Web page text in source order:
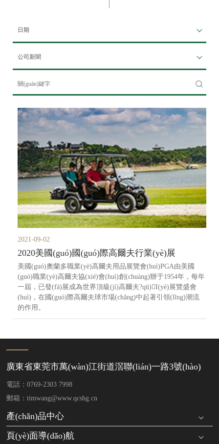
日期
公司新聞
2021-09-02
2020美國(guó)國(guó)際高爾夫行業(yè)展
美國(guó)奧蘭多職業(yè)高爾夫用品展覽會(huì)PGA由美國
(guó)職業(yè)高爾夫協(xié)會(huì)創(chuàng)辦于1954年，每年
一屆，已發(fā)展成為世界頂級(jí)高爾夫?qū)I(yè)展覽盛會
(huì)，在國(guó)際高爾夫球市場(chǎng)中起著引領(lǐng)潮流
的作用。
廣東省東莞市萬(wàn)江街道滘聯(lián)一路3號(hào)
電話：0769-2303 7998
郵箱：timwang@www.qcshg.cn
產(chǎn)品中心
頁(yè)面導(dǎo)航